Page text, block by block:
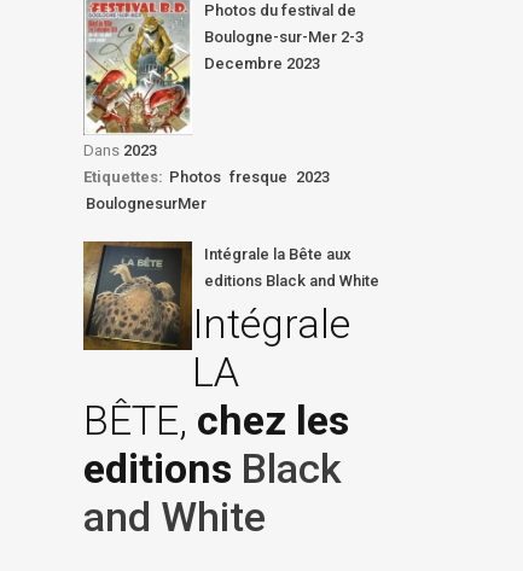
Photos du festival de
Boulogne-sur-Mer 2-3
Decembre 2023
Dans 2023
Etiquettes: Photos fresque 2023
BoulognesurMer
Intégrale la Bête aux
editions Black and White
Intégrale
LA
BÊTE, chez les
editions Black
and White